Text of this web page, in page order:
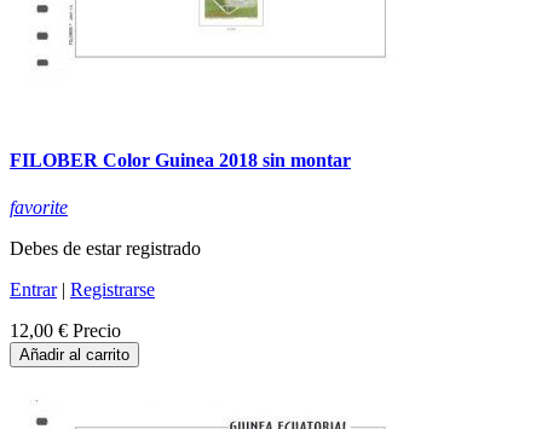
FILOBER Color Guinea 2018 sin montar
favorite
Debes de estar registrado
Entrar| Registrarse
12,00 € Precio
Añadir al carrito